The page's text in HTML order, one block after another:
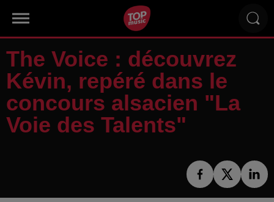
The Voice : découvrez
Kévin, repéré dans le
concours alsacien "La
Voie des Talents"